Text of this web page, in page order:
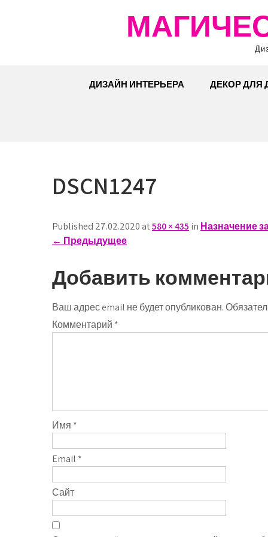
ДИЗАЙН ИНТЕРЬЕРА ДЕКОР ДЛЯ
DSCN1247
Published 27.02.2020 at580 × 435 in Назначение
← Предыдущее
Добавить
Ваш адрес email не будет опубликован.
Комментарий *
Имя *
Email *
Сайт